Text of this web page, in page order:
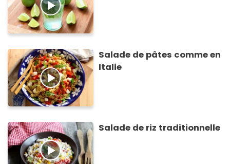
Salade de pâtes comme en
Italie
Salade de riz traditionnelle